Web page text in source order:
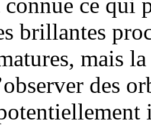
connue ce qui
brillantes
mais
des